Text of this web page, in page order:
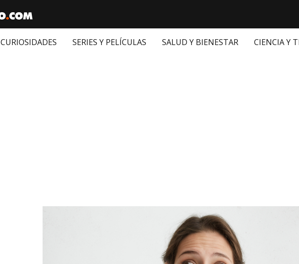
CURIOSIDADES SERIES Y PELÍCULAS SALUD Y BIENESTAR CIENCIA Y